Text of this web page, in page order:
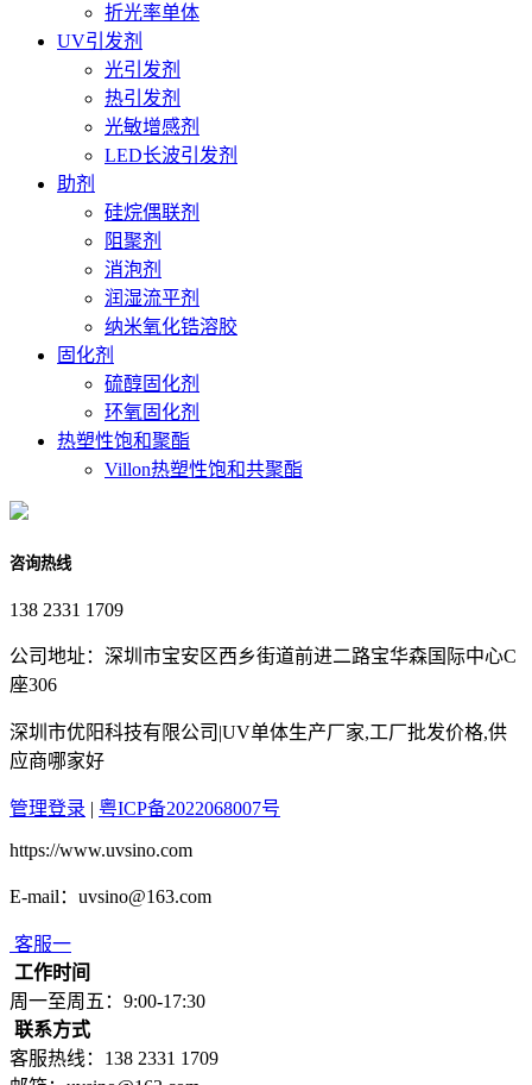
折光率单体
UV引发剂
光引发剂
热引发剂
光敏增感剂
LED长波引发剂
助剂
硅烷偶联剂
阻聚剂
消泡剂
润湿流平剂
纳米氧化锆溶胶
固化剂
硫醇固化剂
环氧固化剂
热塑性饱和聚酯
Villon热塑性饱和共聚酯
咨询热线
138 2331 1709
公司地址：深圳市宝安区西乡街道前进二路宝华森国际中心C
座306
深圳市优阳科技有限公司|UV单体生产厂家,工厂批发价格,供
应商哪家好
管理登录 | 粤ICP备2022068007号
https://www.uvsino.com
E-mail：uvsino@163.com
客服一
工作时间
周一至周五：9:00-17:30
联系方式
客服热线：138 2331 1709